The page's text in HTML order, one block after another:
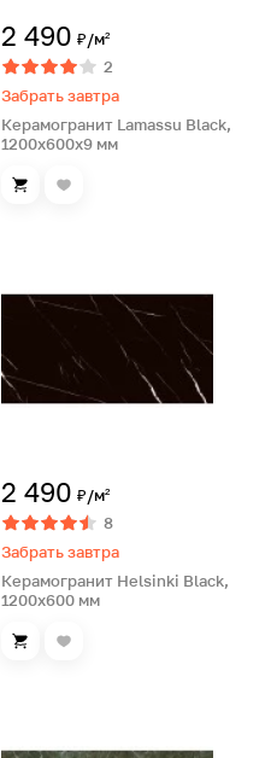
2 490 ₽/м²
2
Забрать завтра
Керамогранит Lamassu Black,
1200х600х9 мм
2 490 ₽/м²
8
Забрать завтра
Керамогранит Helsinki Black,
1200х600 мм